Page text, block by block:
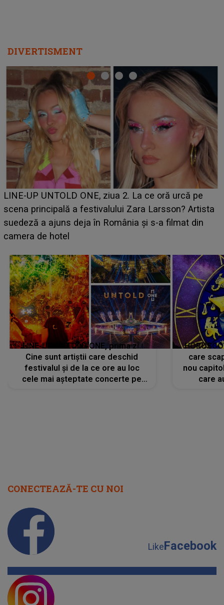
DIVERTISMENT
Ce a dezvăluit noua concurentă din "Casa Iubirii" l-a
luat prin surprindere pe Emanuel. CINE ESTE
BĂIATUL VIZAT de Alexandra?! Aflându-se în fața
faptului împlinit, A RECUNOSCUT IMEDIAT: "Am
LINE-UP UNTOLD ONE, prima zi.
Cine sunt artiștii care deschid
festivalul și de la ce ore au loc
cele mai așteptate concerte pe
care
nou
care
CONECTEAZĂ-TE CU NOI
LikeFacebook